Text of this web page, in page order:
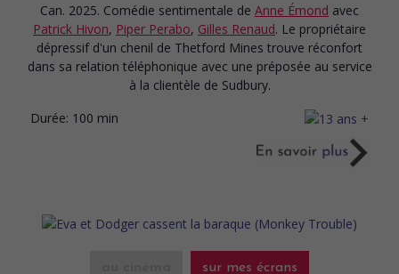
Can. 2025. Comédie sentimentale de Anne Émond avec
Patrick Hivon, Piper Perabo, Gilles Renaud. Le propriétaire
dépressif d'un chenil de Thetford Mines trouve réconfort
dans sa relation téléphonique avec une préposée au service
à la clientèle de Sudbury.
Durée: 100 min
sur mes écrans